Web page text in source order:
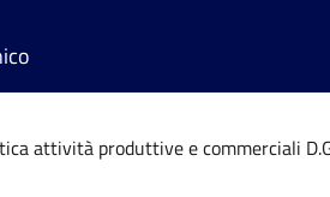
attività produttive e commerciali